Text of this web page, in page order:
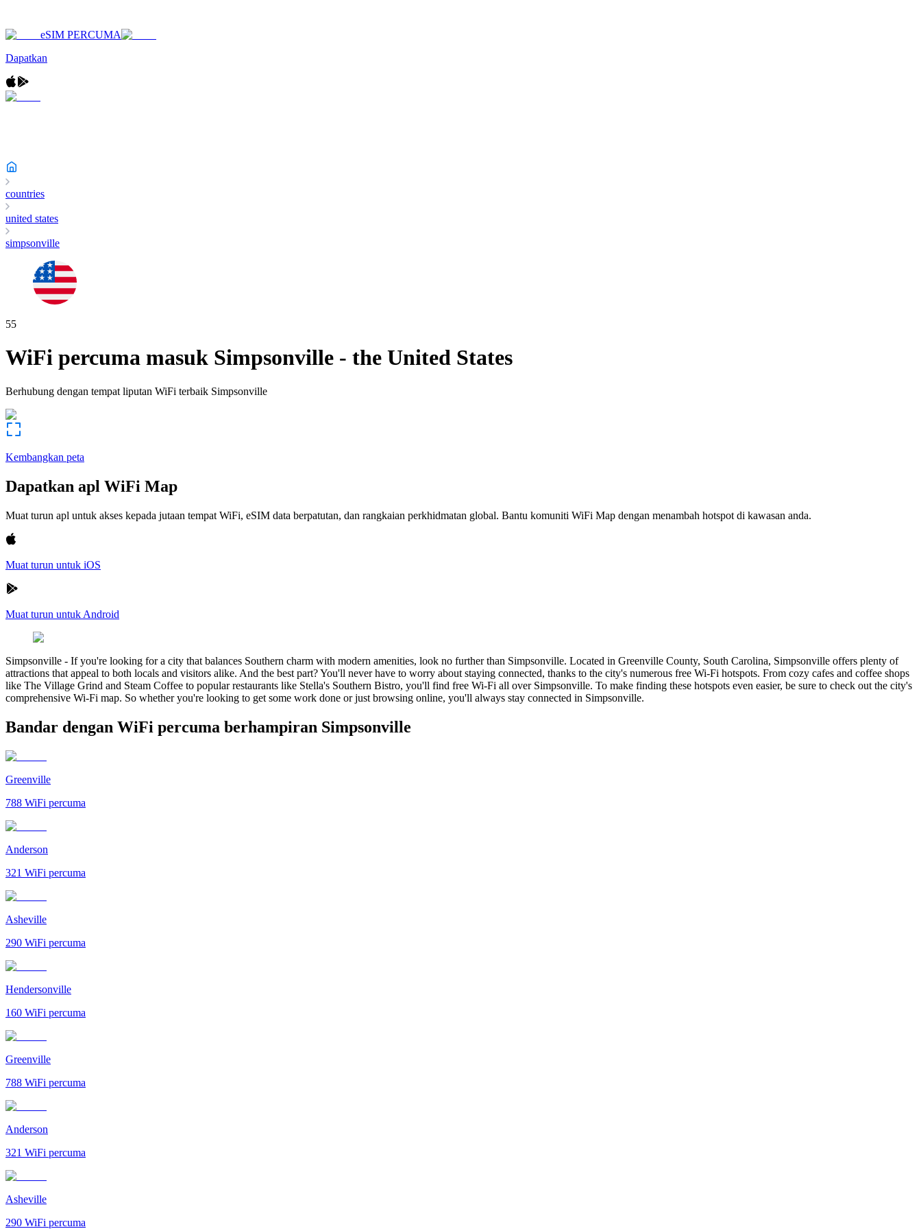
eSIM PERCUMA
Dapatkan
countries
united states
simpsonville
55
WiFi percuma masuk Simpsonville - the United States
Berhubung dengan tempat liputan WiFi terbaik Simpsonville
Kembangkan peta
Dapatkan apl WiFi Map
Muat turun apl untuk akses kepada jutaan tempat WiFi, eSIM data berpatutan, dan rangkaian perkhidmatan global. Bantu komuniti WiFi Map dengan menambah hotspot di kawasan anda.
Muat turun untuk iOS
Muat turun untuk Android
Simpsonville - If you're looking for a city that balances Southern charm with modern amenities, look no further than Simpsonville. Located in Greenville County, South Carolina, Simpsonville offers plenty of
attractions that appeal to both locals and visitors alike. And the best part? You'll never have to worry about staying connected, thanks to the city's numerous free Wi-Fi hotspots. From cozy cafes and coffee shops
like The Village Grind and Steam Coffee to popular restaurants like Stella's Southern Bistro, you'll find free Wi-Fi all over Simpsonville. To make finding these hotspots even easier, be sure to check out the city's
comprehensive Wi-Fi map. So whether you're looking to get some work done or just browsing online, you'll always stay connected in Simpsonville.
Bandar dengan WiFi percuma berhampiran Simpsonville
Greenville
788 WiFi percuma
Anderson
321 WiFi percuma
Asheville
290 WiFi percuma
Hendersonville
160 WiFi percuma
Greenville
788 WiFi percuma
Anderson
321 WiFi percuma
Asheville
290 WiFi percuma